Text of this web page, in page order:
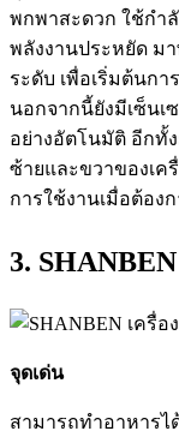
พกพาสะดวก ใช้กำ
พลังงานประหยัด ม
ระดับ เพื่อเริ่มต้นก
นอกจากนี้ยังมีเซ็นเ
อย่างอัตโนมัติ อีกทั้
ซ้ายและขวาของเค
การใช้งานเมื่อต้อง
3.
จุดเด่น
สามารถทำอาหาร